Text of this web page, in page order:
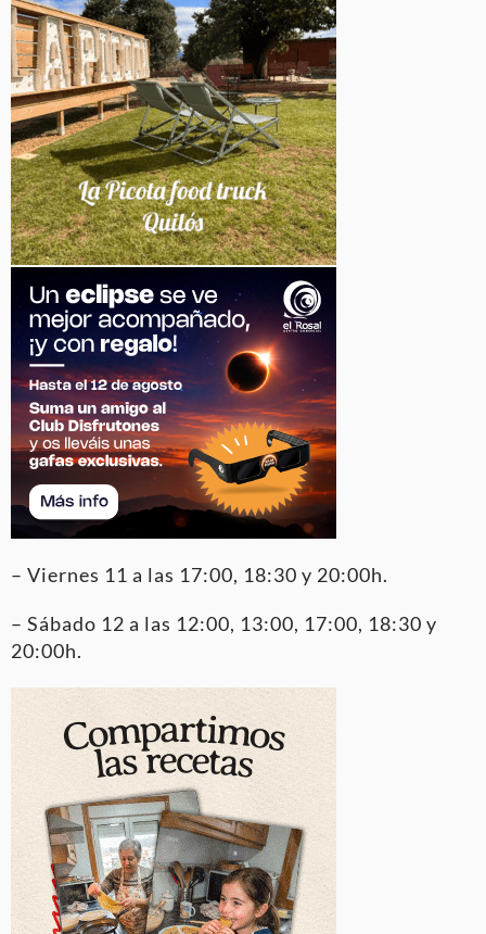
– Viernes 11 a las 17:00, 18:30 y 20:00h.
– Sábado 12 a las 12:00, 13:00, 17:00, 18:30 y
20:00h.